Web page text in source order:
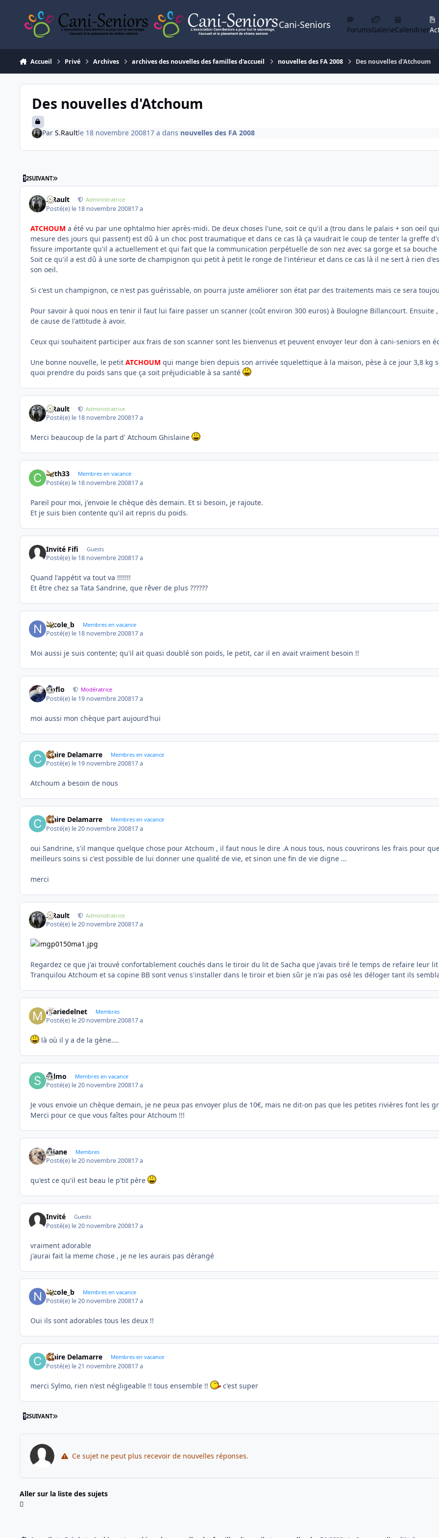
Cani-Seniors ForumsGalerieCalendrier
Accueil Privé Archives archives des nouvelles des familles d'accueil nouvelles des FA 2008 Des nouvelles d'Atchoum
Des nouvelles d'Atchoum
Par S.Raultle 18 novembre 200817 a dans nouvelles des FA 2008
12SUIVANT DERNIÈRE PAGE
S.Rault Administratrice
Posté(e) le 18 novembre 200817 a
ATCHOUM a été vu par une ophtalmo hier après-midi. De deux choses l'une, soit ce qu'il a (trou dans le palais + son oeil
mesure des jours qui passent) est dû à un choc post traumatique et dans ce cas là ça vaudrait le coup de tenter la greffe
fissure importante qu'il a actuellement et qui fait que la communication perpétuelle de son nez avec sa gorge et sa bouche
Soit ce qu'il a est dû à une sorte de champignon qui petit à petit le ronge de l'intérieur et dans ce cas là il ne sert à rien
son oeil.
Si c'est un champignon, ce n'est pas guérissable, on pourra juste améliorer son état par des traitements mais ce sera
Pour savoir à quoi nous en tenir il faut lui faire passer un scanner (coût environ 300 euros) à Boulogne Billancourt.
de cause de l'attitude à avoir.
Ceux qui souhaitent participer aux frais de son scanner sont les bienvenus et peuvent envoyer leur don à cani-seniors en
Une bonne nouvelle, le petit ATCHOUM qui mange bien depuis son arrivée squelettique à la maison, pèse à ce jour 3,8 kg
quoi prendre du poids sans que ça soit préjudiciable à sa santé
S.Rault Administratrice
Posté(e) le 18 novembre 200817 a
Merci beaucoup de la part d' Atchoum Ghislaine
Cath33 Membres en vacance
Posté(e) le 18 novembre 200817 a
Pareil pour moi, j'envoie le chèque dès demain. Et si besoin, je rajoute.
Et je suis bien contente qu'il ait repris du poids.
Invité Fifi Guests
Posté(e) le 18 novembre 200817 a
Quand l'appétit va tout va !!!!!!!
Et être chez sa Tata Sandrine, que rêver de plus ??????
Nicole_b Membres en vacance
Posté(e) le 18 novembre 200817 a
Moi aussi je suis contente; qu'il ait quasi doublé son poids, le petit, car il en avait vraiment besoin !!
floflo Modératrice
Posté(e) le 19 novembre 200817 a
moi aussi mon chèque part aujourd'hui
Claire Delamarre Membres en vacance
Posté(e) le 19 novembre 200817 a
Atchoum a besoin de nous
Claire Delamarre Membres en vacance
Posté(e) le 20 novembre 200817 a
oui Sandrine, s'il manque quelque chose pour Atchoum , il faut nous le dire .A nous tous, nous couvrirons les frais pour
meilleurs soins si c'est possible de lui donner une qualité de vie, et sinon une fin de vie digne ...
merci
S.Rault Administratrice
Posté(e) le 20 novembre 200817 a
Regardez ce que j'ai trouvé confortablement couchés dans le tiroir du lit de Sacha que j'avais tiré le temps de refaire leur lit
Tranquilou Atchoum et sa copine BB sont venus s'installer dans le tiroir et bien sûr je n'ai pas osé les déloger tant ils
mariedelnet Membres
Posté(e) le 20 novembre 200817 a
là où il y a de la gène....
sylmo Membres en vacance
Posté(e) le 20 novembre 200817 a
Je vous envoie un chèque demain, je ne peux pas envoyer plus de 10€, mais ne dit-on pas que les petites rivières font les
Merci pour ce que vous faîtes pour Atchoum !!!
réjane Membres
Posté(e) le 20 novembre 200817 a
qu'est ce qu'il est beau le p'tit père
Invité Guests
Posté(e) le 20 novembre 200817 a
vraiment adorable
j'aurai fait la meme chose , je ne les aurais pas dérangé
Nicole_b Membres en vacance
Posté(e) le 20 novembre 200817 a
Oui ils sont adorables tous les deux !!
Claire Delamarre Membres en vacance
Posté(e) le 21 novembre 200817 a
merci Sylmo, rien n'est négligeable !! tous ensemble !! c'est super
12SUIVANT DERNIÈRE PAGE
Ce sujet ne peut plus recevoir de nouvelles réponses.
Aller sur la liste des sujets